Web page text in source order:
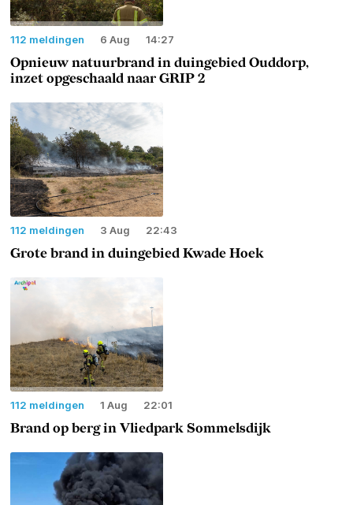
112 meldingen 6 Aug 14:27
Opnieuw natuurbrand in duingebied Ouddorp,
inzet opgeschaald naar GRIP 2
112 meldingen 3 Aug 22:43
Grote brand in duingebied Kwade Hoek
112 meldingen 1 Aug 22:01
Brand op berg in Vliedpark Sommelsdijk